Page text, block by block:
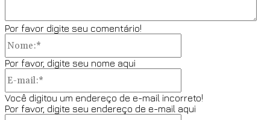
Por favor digite seu comentário!
Por favor, digite seu nome aqui
Você digitou um endereço de e-mail incorreto!
Por favor, digite seu endereço de e-mail aqui